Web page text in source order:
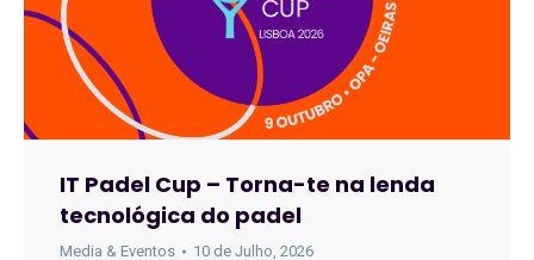
IT Padel Cup – Torna-te na lenda
tecnológica do padel
Media & Eventos 10 de Julho, 2026